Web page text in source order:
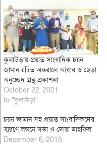
কুলাউড়ায় প্রয়াত সাংবাদিক চয়ন
জামান রচিত অন্তরালে আধার ও ছেড়া
অনুচ্ছেদ গ্রন্থ প্রকাশনা
October 22, 2021
In "কুলাউড়া"
চয়ন জামান সহ প্রয়াত সাংবাদিকদের
স্মরণে লন্ডনে সভা ও দোয়া মাহফিল
December 6, 2016